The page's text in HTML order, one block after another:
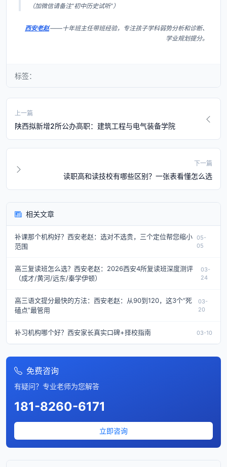
（加微信请备注“初中历史试听”）
西安老赵——十年班主任带班经验，专注孩子学科弱势分析和诊断、
学业规划提分。
标签：
上一篇
陕西拟新增2所公办高职：建筑工程与电气装备学院
下一篇
读职高和读技校有哪些区别？一张表看懂怎么选
相关文章
补课那个机构好？西安老赵：选对不选贵，三个定位帮您缩小
范围
05-
05
高三复读班怎么选？西安老赵：2026西安4所复读班深度测评
（成才/黄河/远东/秦学伊顿）
03-
24
高三语文提分最快的方法：西安老赵：从90到120，这3个“死
磕点”最管用
03-
20
补习机构哪个好？西安家长真实口碑+择校指南 03-10
免费咨询
有疑问？专业老师为您解答
181-8260-6171
立即咨询